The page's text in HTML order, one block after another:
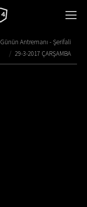
Günün Antremanı - Şerifali
29-3-2017 ÇARŞAMBA